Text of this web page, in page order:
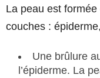
La peau est
couches :
Une brûlure
l’épiderme. La